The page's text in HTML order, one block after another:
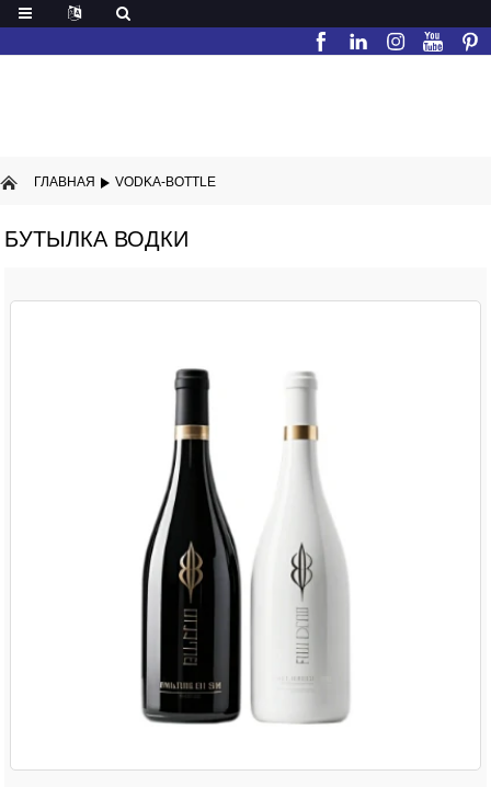
ГЛАВНАЯ VODKA-BOTTLE
БУТЫЛКА ВОДКИ